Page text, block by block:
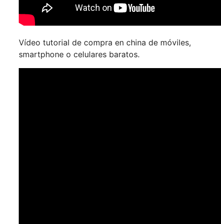
Vídeo tutorial de compra en china de móviles,
smartphone o celulares baratos.